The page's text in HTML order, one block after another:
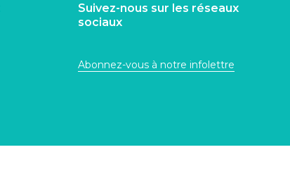
Suivez-nous sur les réseaux
sociaux
Abonnez-vous à notre infolettre